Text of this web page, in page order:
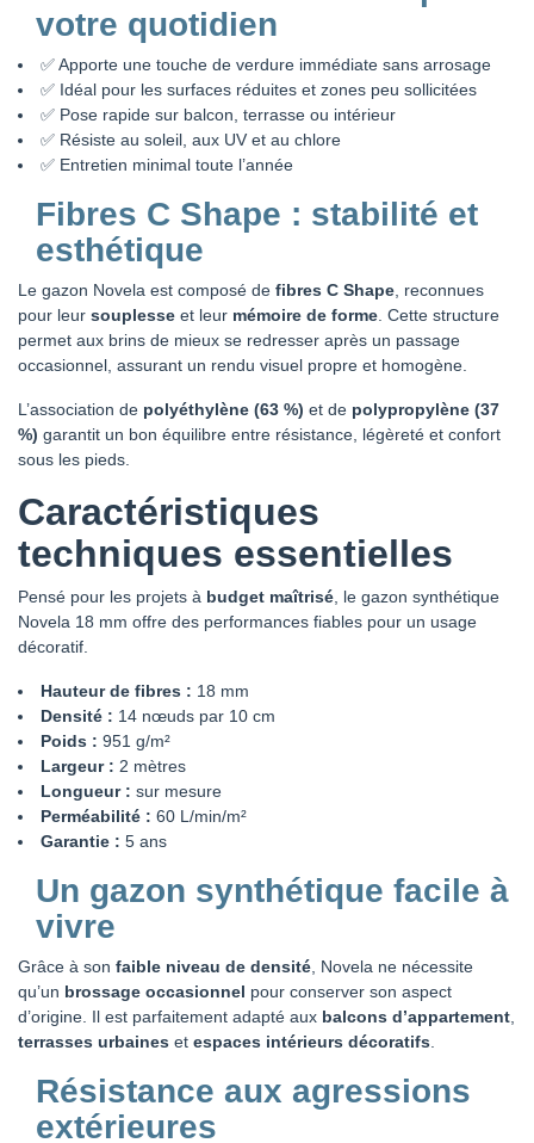
votre quotidien
✅ Apporte une touche de verdure immédiate sans arrosage
✅ Idéal pour les surfaces réduites et zones peu sollicitées
✅ Pose rapide sur balcon, terrasse ou intérieur
✅ Résiste au soleil, aux UV et au chlore
✅ Entretien minimal toute l’année
Fibres C Shape : stabilité et
esthétique
Le gazon Novela est composé de fibres C Shape, reconnues
pour leur souplesse et leur mémoire de forme. Cette structure
permet aux brins de mieux se redresser après un passage
occasionnel, assurant un rendu visuel propre et homogène.
L’association de polyéthylène (63 %) et de polypropylène (37
%) garantit un bon équilibre entre résistance, légèreté et confort
sous les pieds.
Caractéristiques
techniques essentielles
Pensé pour les projets à budget maîtrisé, le gazon synthétique
Novela 18 mm offre des performances fiables pour un usage
décoratif.
Hauteur de fibres : 18 mm
Densité : 14 nœuds par 10 cm
Poids : 951 g/m²
Largeur : 2 mètres
Longueur : sur mesure
Perméabilité : 60 L/min/m²
Garantie : 5 ans
Un gazon synthétique facile à
vivre
Grâce à son faible niveau de densité, Novela ne nécessite
qu’un brossage occasionnel pour conserver son aspect
d’origine. Il est parfaitement adapté aux balcons d’appartement,
terrasses urbaines et espaces intérieurs décoratifs.
Résistance aux agressions
extérieures